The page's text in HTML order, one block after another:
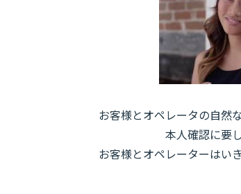
お客様とオペレータの自然
本人確認に要
お客様とオペレーターはい